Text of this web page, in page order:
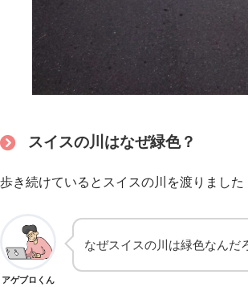
スイスの川はなぜ緑色？
歩き続けているとスイスの川を渡りました
アゲブロくん
なぜスイスの川は緑色なんだ